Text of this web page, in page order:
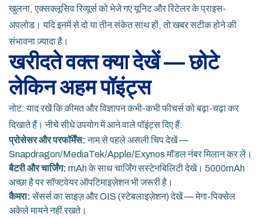
खुलना, एक्सक्लूसिव रिव्यूर्स को भेजे गए यूनिट और रिटेलर के प्राइस-
अपलोड। यदि इनमें से दो या तीन संकेत साथ हों, तो खबर सटीक होने की
संभावना ज़्यादा है।
खरीदते वक्त क्या देखें — छोटे
लेकिन अहम पॉइंट्स
नोट: याद रखें कि कीमत और विज्ञापन कभी-कभी फीचर्स को बढ़ा-चढ़ा कर
दिखाते हैं। नीचे सीधे उपयोग में आने वाले पॉइंट्स दिए हैं:
प्रोसेसर और परफॉर्मेंस:नाम से पहले असली चिप देखें —
Snapdragon/MediaTek/Apple/Exynos मॉडल नंबर मिलान कर लें।
बैटरी और चार्जिंग: mAh के साथ चार्जिंग सस्टेनबिलिटी देखें। 5000mAh
अच्छा है पर सॉफ्टवेयर ऑपटिमाइज़ेशन भी जरूरी है।
कैमरा:सेंसर्स का साइज़ और OIS (स्टेबलाइज़ेशन) देखें — मेगा-पिक्सेल
अकेले मायने नहीं रखते।